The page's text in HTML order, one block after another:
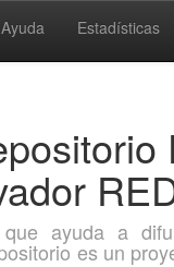
Ayuda Estadísticas
ayuda a
es un